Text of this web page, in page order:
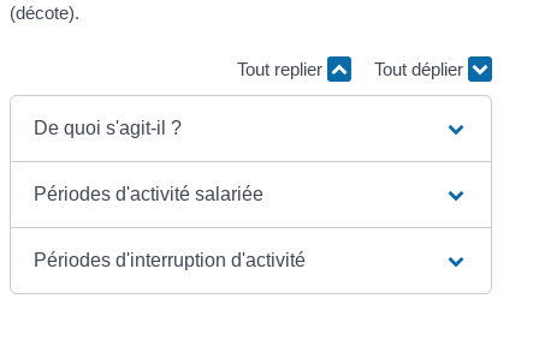
(décote).
Tout replier Tout déplier
De quoi s'agit-il ?
Périodes d'activité salariée
Périodes d'interruption d'activité